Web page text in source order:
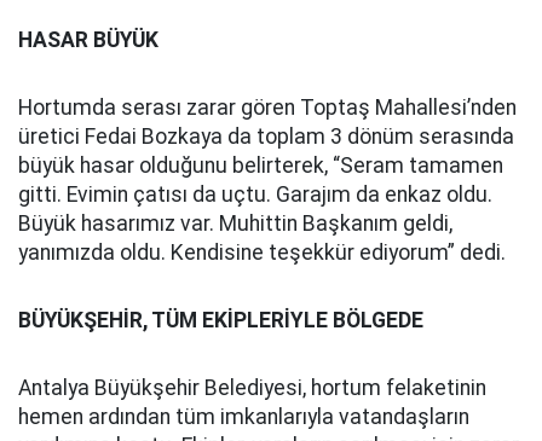
HASAR BÜYÜK
Hortumda serası zarar gören Toptaş Mahallesi’nden
üretici Fedai Bozkaya da toplam 3 dönüm serasında
büyük hasar olduğunu belirterek, “Seram tamamen
gitti. Evimin çatısı da uçtu. Garajım da enkaz oldu.
Büyük hasarımız var. Muhittin Başkanım geldi,
yanımızda oldu. Kendisine teşekkür ediyorum” dedi.
BÜYÜKŞEHİR, TÜM EKİPLERİYLE BÖLGEDE
Antalya Büyükşehir Belediyesi, hortum felaketinin
hemen ardından tüm imkanlarıyla vatandaşların